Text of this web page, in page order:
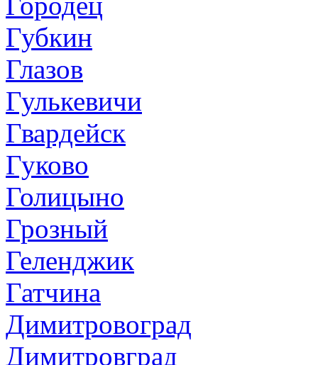
Губкин
Глазов
Гулькевичи
Гвардейск
Гуково
Голицыно
Грозный
Геленджик
Гатчина
Димитровоград
Димитровград